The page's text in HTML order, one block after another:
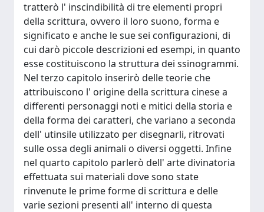
tratterò l' inscindibilità di tre elementi propri
della scrittura, ovvero il loro suono, forma e
significato e anche le sue sei configurazioni, di
cui darò piccole descrizioni ed esempi, in quanto
esse costituiscono la struttura dei ssinogrammi.
Nel terzo capitolo inserirò delle teorie che
attribuiscono l' origine della scrittura cinese a
differenti personaggi noti e mitici della storia e
della forma dei caratteri, che variano a seconda
dell' utinsile utilizzato per disegnarli, ritrovati
sulle ossa degli animali o diversi oggetti. Infine
nel quarto capitolo parlerò dell' arte divinatoria
effettuata sui materiali dove sono state
rinvenute le prime forme di scrittura e delle
varie sezioni presenti all' interno di questa